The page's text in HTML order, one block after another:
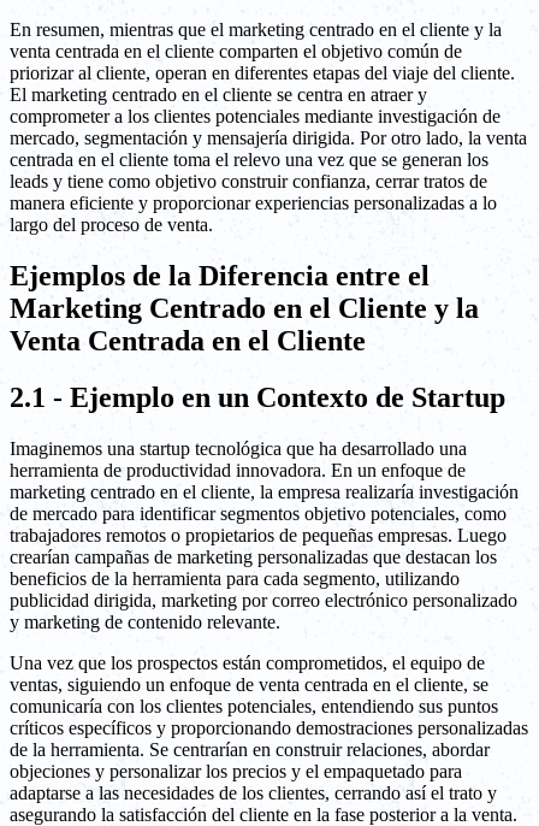
En resumen, mientras que el marketing centrado en el cliente y la
venta centrada en el cliente comparten el objetivo común de
priorizar al cliente, operan en diferentes etapas del viaje del cliente.
El marketing centrado en el cliente se centra en atraer y
comprometer a los clientes potenciales mediante investigación de
mercado, segmentación y mensajería dirigida. Por otro lado, la venta
centrada en el cliente toma el relevo una vez que se generan los
leads y tiene como objetivo construir confianza, cerrar tratos de
manera eficiente y proporcionar experiencias personalizadas a lo
largo del proceso de venta.
Ejemplos de la Diferencia entre el
Marketing Centrado en el Cliente y la
Venta Centrada en el Cliente
2.1 - Ejemplo en un Contexto de Startup
Imaginemos una startup tecnológica que ha desarrollado una
herramienta de productividad innovadora. En un enfoque de
marketing centrado en el cliente, la empresa realizaría investigación
de mercado para identificar segmentos objetivo potenciales, como
trabajadores remotos o propietarios de pequeñas empresas. Luego
crearían campañas de marketing personalizadas que destacan los
beneficios de la herramienta para cada segmento, utilizando
publicidad dirigida, marketing por correo electrónico personalizado
y marketing de contenido relevante.
Una vez que los prospectos están comprometidos, el equipo de
ventas, siguiendo un enfoque de venta centrada en el cliente, se
comunicaría con los clientes potenciales, entendiendo sus puntos
críticos específicos y proporcionando demostraciones personalizadas
de la herramienta. Se centrarían en construir relaciones, abordar
objeciones y personalizar los precios y el empaquetado para
adaptarse a las necesidades de los clientes, cerrando así el trato y
asegurando la satisfacción del cliente en la fase posterior a la venta.